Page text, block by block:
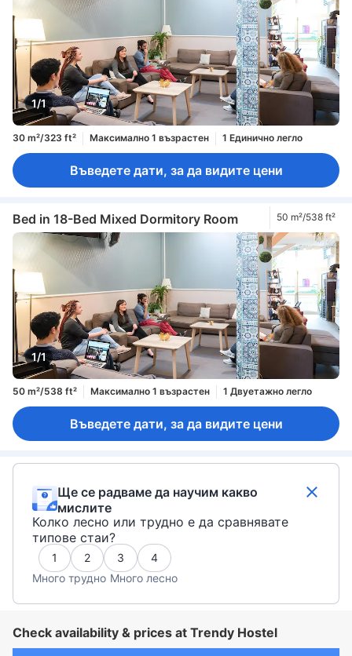
1/1
30 m²/323 ft² Максимално 1 възрастен 1 Единично легло
Въведете дати, за да видите цени
Bed in 18-Bed Mixed Dormitory Room 50 m²/538 ft²
1/1
50 m²/538 ft² Максимално 1 възрастен 1 Двуетажно легло
Въведете дати, за да видите цени
Ще се радваме да научим какво
мислите
Колко лесно или трудно е да сравнявате
типове стаи?
1 2 3
4
Много трудно Много лесно
Check availability & prices at Trendy Hostel